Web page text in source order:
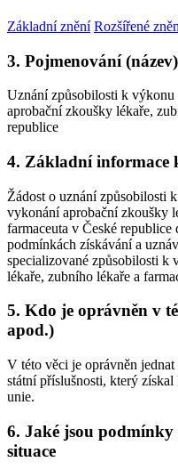
Základní znění Rozšířené
3. Pojmenování
Uznání způsobilosti k
aprobační zkoušky lékaře,
republice
4. Základní informace
Žádost o uznání způsobilosti
vykonání aprobační zkoušky
farmaceuta v České
podmínkách získávání a
specializované způsobilosti k
lékaře, zubního lékaře a
5. Kdo je oprávněn v
apod.)
V této věci je oprávněn
státní příslušnosti, který
unie.
6. Jaké jsou
situace